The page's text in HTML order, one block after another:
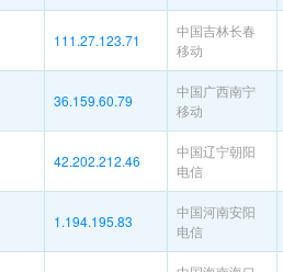
111.27.123.71
中国吉林长春
移动
36.159.60.79
中国广西南宁
移动
42.202.212.46
中国辽宁朝阳
电信
1.194.195.83
中国河南安阳
电信